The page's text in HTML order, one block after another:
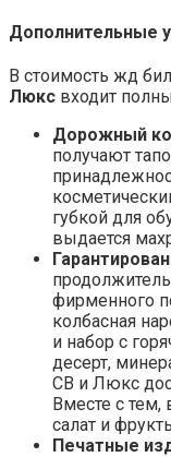
Дополнительные
В стоимость жд
Люкс входит
Дорожный
получают
губкой для
выдается
фирменного
колбасная
и набор с
десерт,
СВ и Люкс
Вместе с
салат и
Печатные